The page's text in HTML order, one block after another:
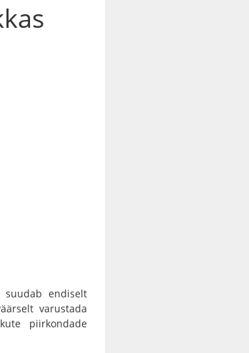
suudab endiselt
varustada
piirkondade